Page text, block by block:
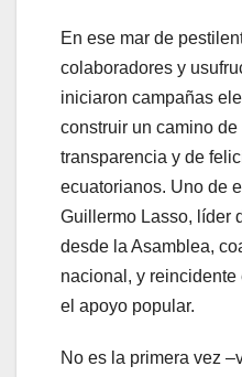
En ese mar de
colaboradores y
iniciaron campañas
construir un camino
transparencia y de
ecuatorianos. Uno de
Guillermo Lasso, líder
desde la Asamblea,
nacional, y
el apoyo popular.
No es la primera vez